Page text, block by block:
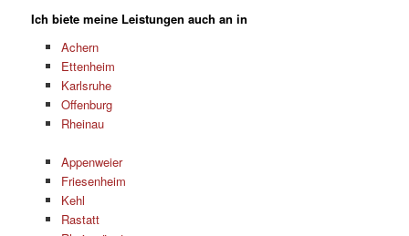
Ich biete meine Leistungen auch an in
Achern
Ettenheim
Karlsruhe
Offenburg
Rheinau
Appenweier
Friesenheim
Kehl
Rastatt